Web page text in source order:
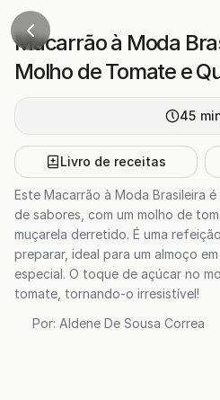
Macarrão à Moda
Molho de Tomate e
45
Livro de receitas
Este Macarrão à Moda Brasileira
de sabores, com um molho de
muçarela derretido. É uma
preparar, ideal para um almoço
especial. O toque de açúcar no
tomate, tornando-o irresistível!
Por: Aldene De Sousa Correa